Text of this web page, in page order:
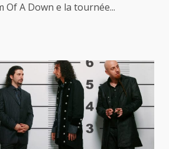
Of A Down e la tournée...